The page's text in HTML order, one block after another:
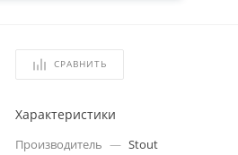
СРАВНИТЬ
Характеристики
Производитель — Stout